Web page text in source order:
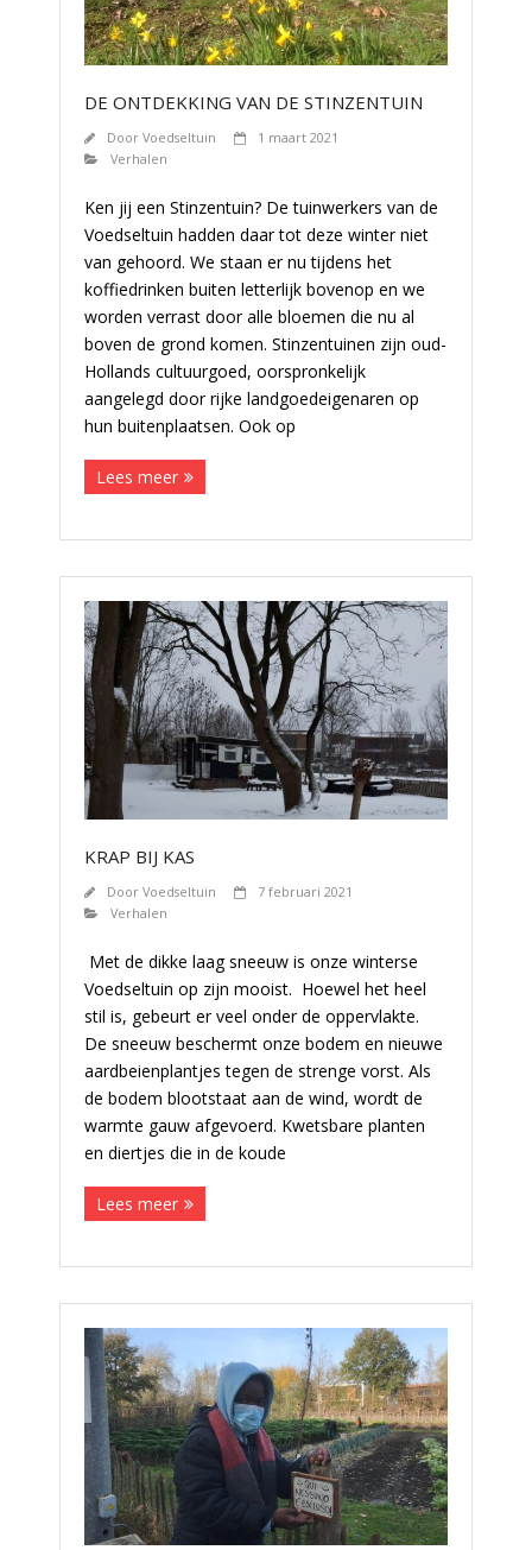
DE ONTDEKKING VAN DE STINZENTUIN
Door Voedseltuin
1 maart 2021
Verhalen
Ken jij een Stinzentuin? De tuinwerkers van de
Voedseltuin hadden daar tot deze winter niet
van gehoord. We staan er nu tijdens het
koffiedrinken buiten letterlijk bovenop en we
worden verrast door alle bloemen die nu al
boven de grond komen. Stinzentuinen zijn oud-
Hollands cultuurgoed, oorspronkelijk
aangelegd door rijke landgoedeigenaren op
hun buitenplaatsen. Ook op
Lees meer
KRAP BIJ KAS
Door Voedseltuin
7 februari 2021
Verhalen
Met de dikke laag sneeuw is onze winterse
Voedseltuin op zijn mooist. Hoewel het heel
stil is, gebeurt er veel onder de oppervlakte.
De sneeuw beschermt onze bodem en nieuwe
aardbeienplantjes tegen de strenge vorst. Als
de bodem blootstaat aan de wind, wordt de
warmte gauw afgevoerd. Kwetsbare planten
en diertjes die in de koude
Lees meer